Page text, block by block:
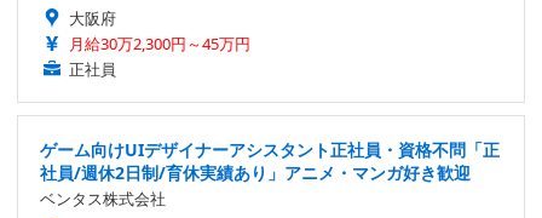
大阪府
月給30万2,300円～45万円
正社員
ゲーム向けUIデザイナーアシスタント正社員・資格不問「正
社員/週休2日制/育休実績あり」アニメ・マンガ好き歓迎
ベンタス株式会社